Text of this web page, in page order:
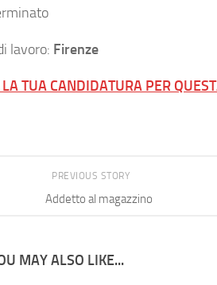
lavoro: Firenze
TUA CANDIDATURA PER
PREVIOUS STORY
Addetto al magazzino
MAY ALSO LIKE...